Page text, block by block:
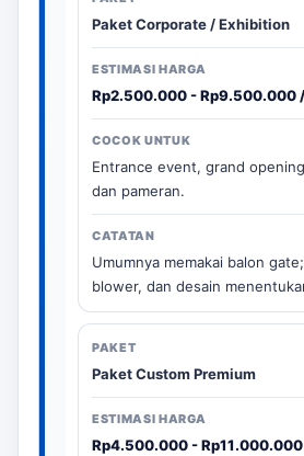
Paket Corporate / Exhibition
Rp2.500.000 - Rp9.500.000
Entrance event, grand
dan pameran.
Umumnya memakai balon
blower, dan desain
Paket Custom Premium
Rp4.500.000 -